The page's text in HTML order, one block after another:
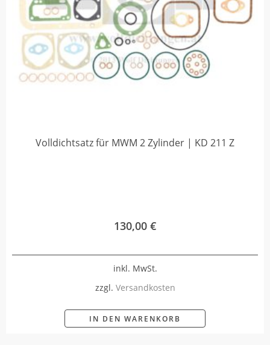
Volldichtsatz für MWM 2 Zylinder | KD 211 Z
130,00 €
inkl. MwSt.
zzgl. Versandkosten
IN DEN WARENKORB